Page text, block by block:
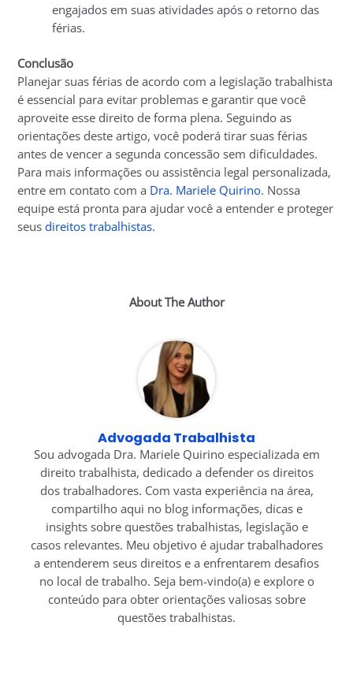
engajados em suas atividades após o retorno das
férias.
Conclusão
Planejar suas férias de acordo com a legislação trabalhista
é essencial para evitar problemas e garantir que você
aproveite esse direito de forma plena. Seguindo as
orientações deste artigo, você poderá tirar suas férias
antes de vencer a segunda concessão sem dificuldades.
Para mais informações ou assistência legal personalizada,
entre em contato com a Dra. Mariele Quirino. Nossa
equipe está pronta para ajudar você a entender e proteger
seusdireitos trabalhistas.
About The Author
Advogada Trabalhista
Sou advogada Dra. Mariele Quirino especializada em
direito trabalhista, dedicado a defender os direitos
dos trabalhadores. Com vasta experiência na área,
compartilho aqui no blog informações, dicas e
insights sobre questões trabalhistas, legislação e
casos relevantes. Meu objetivo é ajudar trabalhadores
a entenderem seus direitos e a enfrentarem desafios
no local de trabalho. Seja bem-vindo(a) e explore o
conteúdo para obter orientações valiosas sobre
questões trabalhistas.